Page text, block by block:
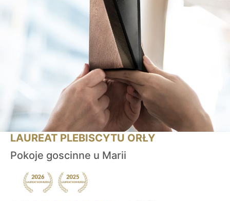
LAUREAT PLEBISCYTU ORŁY
Pokoje goscinne u Marii